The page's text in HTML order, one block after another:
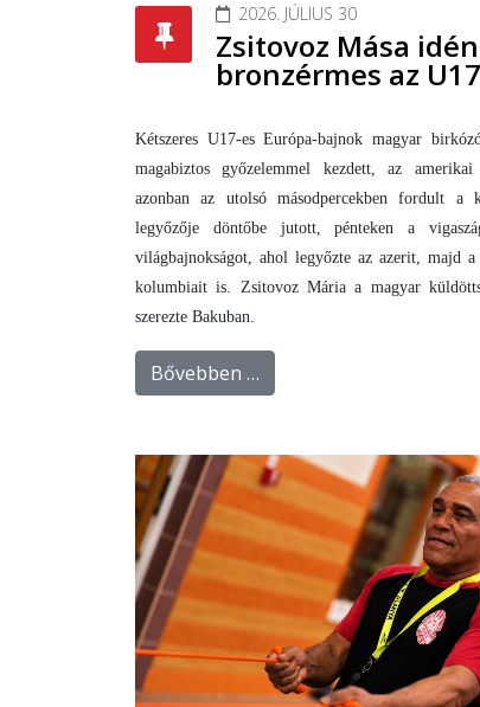
2026. JÚLIUS 30
Zsitovoz Mása
bronzérmes az
Kétszeres U17-es Európa-bajnok magyar
magabiztos győzelemmel kezdett, az amerikai
azonban az utolsó másodpercekben fordult a
legyőzője döntőbe jutott, pénteken a
világbajnokságot, ahol legyőzte az azerit, majd a
kolumbiait is. Zsitovoz Mária a magyar
szerezte Bakuban.
Bővebben …